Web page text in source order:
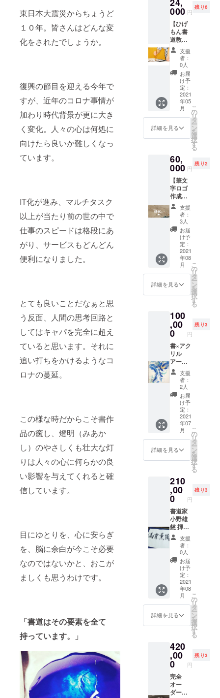
東日本大震災からちょうど
１０年。皆さんはどんな変
化をされたでしょうか。
復興の節目を迎える今年で
すが、近年のコロナ事情が
加わり時代背景が更に大き
く変化。人々の心は何処に
向けたら良いか難しくなっ
ています。
IT化が進み、マルチタスク
以上が当たり前の世の中で
仕事のスピードは格段にあ
がり、サービスもどんどん
便利になりました。
とても良いことだなぁと思
う反面、人間の思考回路と
してはキャパを完全に超え
ていると思います。それに
追い打ちをかけるようなコ
ロナの蔓延。
この様な時だからこそ書作
品の癒し、燈明（みあか
し）のやさしくも壮大な灯
りは人々の心に何らかの良
い影響を与えてくれると確
信しています。
目にゆとりを、心に安らぎ
を、脳に余白が今こそ必要
なのではないかと、おこが
ましくも思うわけです。
「書道はその要素を全て
持っています。」
定して
いきま
すの
で、こ
の世に
たった
１枚の
素敵な
カード
になる
と思い
ます。
※墨以外
のカ
ラーも
対応し
ており
申し付
けくだ
さい。
※サイズ
は２Lサ
イズ以
内とな
りま
す。 ※
フレー
ムは付
いてお
りませ
ん。
稽古に
ご参加
頂けま
す。 ※
初回お
稽古日
より
３ヶ月
有効 ----
------ 書
道に
は、文
字の上
達の他
にも気
持ちを
内を整
理して
くれた
り、ひ
とつひ
とつの
行動が
丁寧に
なりス
トレス
が軽減
された
りと、
たくさ
んの恩
恵を受
けるこ
期間で
も書道
に向き
合うこ
とで、
集中力
が増し
様々な
ことが
整い始
める
きっか
けにな
ると思
いま
す。 ※
こちら
をご購
への本
入会を
希望さ
れた場
合、
2021年
内であ
れば入
会金を
無料と
させて
頂きま
す。 そ
の他、
教室規
約に準
じま
す。
000 円
残り6
【ひげ
もん書
道教室
３ヶ月
短期ク
ラス】
５月以
降のお
稽古に
ご参加
頂けま
す。 月
３回
（事前
予約
制）×
（連
続） 書
道に
は、文
字の上
達の他
にも気
持ちを
整えて
くれた
り、脳
内を整
理して
くれた
り、ひ
とつひ
とつの
トレス
が軽減
された
りと、
たくさ
んの恩
恵を受
けるこ
とがで
きま
す。
３ヶ月
間、書
道に向
き合う
ことで
集中力
が増
整い始
める
きっか
けにな
るで
しょ
う。 ※
こちら
をご購
入の方
は、書
道教室
への本
入会を
希望さ
れた場
合、
2021年
無料と
させて
頂きま
す。 そ
の他、
教室規
約に準
支援
者：
0人
お届
け予
定：
2021
年05
月
詳細を見る
こ
の
リ
タ
ー
ン
を
選
択
す
る
60,
000 円
残り2
【筆文
字ロゴ
作成】
インパ
クトあ
る筆文
字によ
る完全
オリジ
ナルロ
ゴを作
成致し
ます。
ご希望
をヒヤ
リング
制作い
たしま
す。 ※
書き直
しは3回
までと
させて
いただ
きま
す。 ※
データ
渡しの
場合は
別途ご
相談と
なりま
す。
支援
者：
3人
お届
け予
定：
2021
年08
月
詳細を見る
こ
の
リ
タ
ー
ン
を
選
択
す
る
100
,00
0 円
残り3
書×アク
リル
アート
Ｆ４サ
イズ
【額装
別途】
あなた
のイ
メージ
カラー
で 世界
に１枚
だけの
アクリ
ルフル
アート
を作成
いたし
ます。
ヒヤリ
ング診
断
支援
者：
2人
お届
け予
定：
2021
年07
月
詳細を見る
こ
の
リ
タ
ー
ン
を
選
択
す
る
210
,00
0 円
残り3
書道家
小野雄
慈 揮毫
作品
（額装
別途）
半切1/2
サイズ
または
Ｆ６サ
イズ 経
営理
念、社
是や社
訓 座右
の銘、
ど この
機会に
バシッ
と作成
してみ
ません
か？
支援
者：
0人
お届
け予
定：
2021
年08
月
詳細を見る
こ
の
リ
タ
ー
ン
を
選
択
す
る
420
,00
0 円
残り3
完全
オー
ダー書